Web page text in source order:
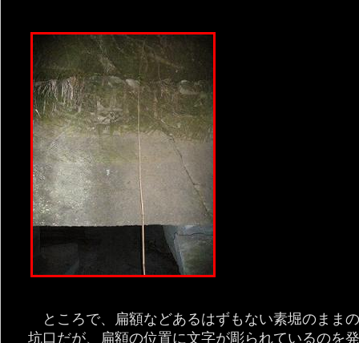
ところで、扁額などあるはずもない素堀のまま
坑口だが、扁額の位置に文字が彫られているのを